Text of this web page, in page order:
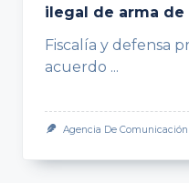
ilegal de arma
Fiscalía y defensa
acuerdo ...
Agencia De